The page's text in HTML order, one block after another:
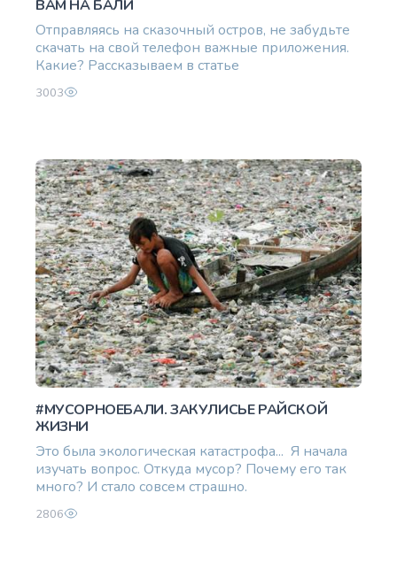
ВАМ НА БАЛИ
Отправляясь на сказочный остров, не забудьте
скачать на свой телефон важные приложения.
Какие? Рассказываем в статье
3003
#МУСОРНОЕБАЛИ. ЗАКУЛИСЬЕ РАЙСКОЙ
ЖИЗНИ
Это была экологическая катастрофа... Я начала
изучать вопрос. Откуда мусор? Почему его так
много? И стало совсем страшно.
2806